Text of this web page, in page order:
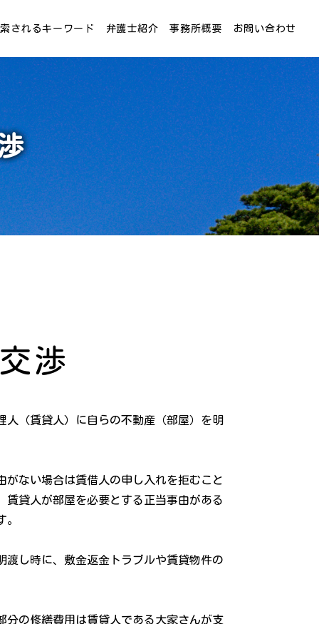
されるキーワード 弁護士紹介 事務所概要 お問い合わせ
渉
（賃貸人）に自らの不動産（部屋）を明
ない場合は賃借人の申し入れを拒むこと
貸人が部屋を必要とする正当事由がある
し時に、敷金返金トラブルや賃貸物件の
分の修繕費用は賃貸人である大家さんが支